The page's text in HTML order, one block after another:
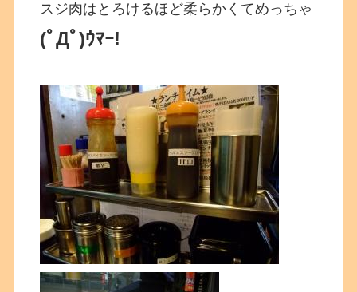
スジ肉はとろけるほど柔らかくてめっちゃ
(ﾟДﾟ)ｳﾏｰ!